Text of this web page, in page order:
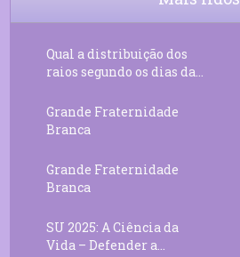
Qual a distribuição dos
raios segundo os dias da...
Grande Fraternidade
Branca
Grande Fraternidade
Branca
SU 2025: A Ciência da
Vida – Defender a...